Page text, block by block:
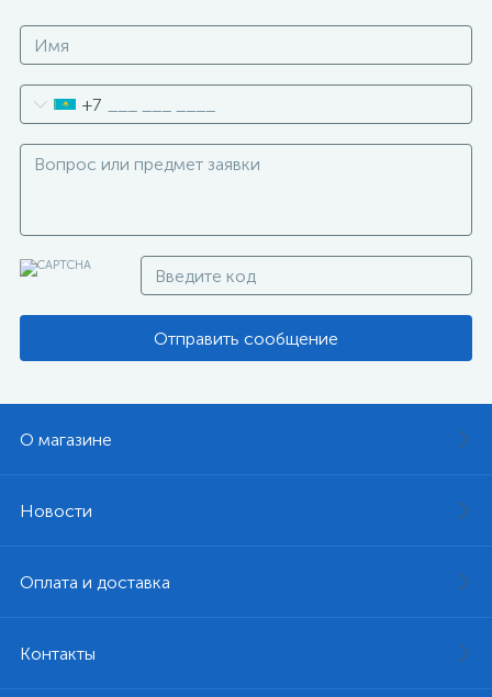
+7
Отправить сообщение
О магазине
Новости
Оплата и доставка
Контакты